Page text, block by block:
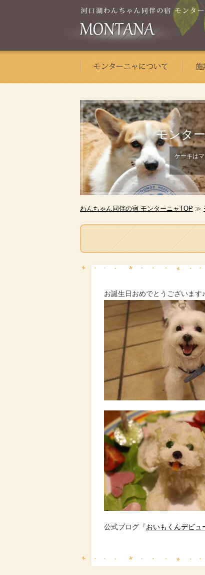
モンタ
ケーキは
わんちゃん同伴の宿 モンターニャTOP ≫
お誕生日おめでとうございます♪
公式ブログ『おいもくんデビュ